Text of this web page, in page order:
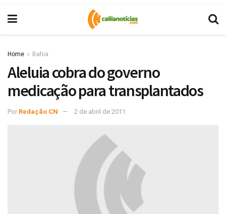
Home Bahia
Aleluia cobra do governo
medicação para transplantados
Por Redação CN 2 de abril de 2011